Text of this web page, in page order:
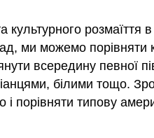
розмаїття в
ми можемо порівняти
всередину певної
білими тощо.
порівняти типову